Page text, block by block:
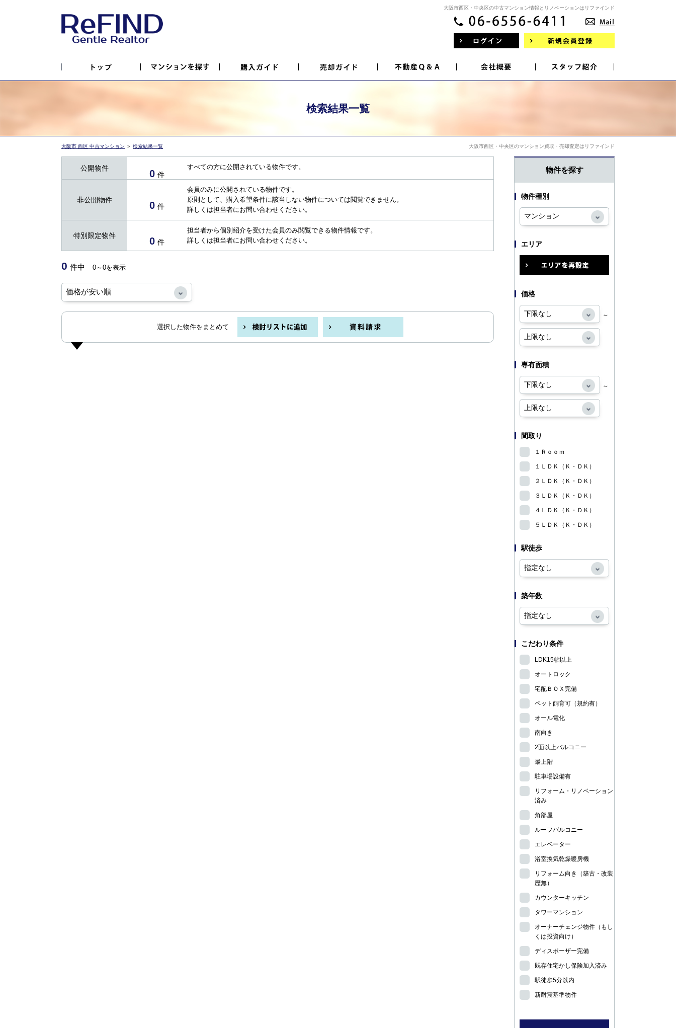
大阪市西区・中央区の中古マンション情報とリノベーションはリファインド
検索結果一覧
大阪市 西区 中古マンション ＞ 検索結果一覧 大阪市西区・中央区のマンション買取・売却査定はリファインド
公開物件 0 件
すべての方に公開されている物件です。
非公開物件 0 件
会員のみに公開されている物件です。
原則として、購入希望条件に該当しない物件については閲覧できません。
詳しくは担当者にお問い合わせください。
特別限定物件 0 件
担当者から個別紹介を受けた会員のみ閲覧できる物件情報です。
詳しくは担当者にお問い合わせください。
0 件中 0～0を表示
選択した物件をまとめて
物件を探す
物件種別
エリア
価格
～
専有面積
～
間取り
１Ｒｏｏｍ
１ＬＤＫ（Ｋ・ＤＫ）
２ＬＤＫ（Ｋ・ＤＫ）
３ＬＤＫ（Ｋ・ＤＫ）
４ＬＤＫ（Ｋ・ＤＫ）
５ＬＤＫ（Ｋ・ＤＫ）
駅徒歩
築年数
こだわり条件
LDK15帖以上
オートロック
宅配ＢＯＸ完備
ペット飼育可（規約有）
オール電化
南向き
2面以上バルコニー
最上階
駐車場設備有
リフォーム・リノベーション
済み
角部屋
ルーフバルコニー
エレベーター
浴室換気乾燥暖房機
リフォーム向き（築古・改装
歴無）
カウンターキッチン
タワーマンション
オーナーチェンジ物件（もし
くは投資向け）
ディスポーザー完備
既存住宅かし保険加入済み
駅徒歩5分以内
新耐震基準物件